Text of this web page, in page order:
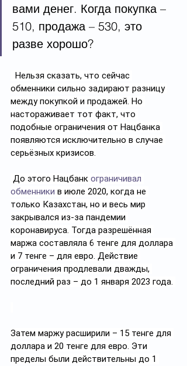
вами денег. Когда покупка –
510, продажа – 530, это
разве хорошо?
Нельзя сказать, что сейчас
обменники сильно задирают разницу
между покупкой и продажей. Но
настораживает тот факт, что
подобные ограничения от Нацбанка
появляются исключительно в случае
серьёзных кризисов.
До этого Нацбанк ограничивал
обменники в июле 2020, когда не
только Казахстан, но и весь мир
закрывался из-за пандемии
коронавируса. Тогда разрешённая
маржа составляла 6 тенге для доллара
и 7 тенге – для евро. Действие
ограничения продлевали дважды,
последний раз – до 1 января 2023 года.
Затем маржу расширили – 15 тенге для
доллара и 20 тенге для евро. Эти
пределы были действительны до 1